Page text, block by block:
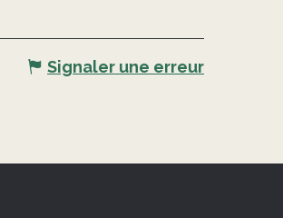
Signaler une erreur